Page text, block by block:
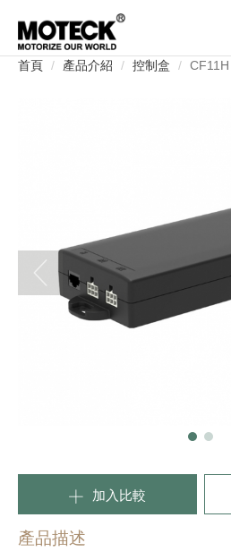
首頁 產品介紹 控制盒 CF11H
加入比較
產品描述